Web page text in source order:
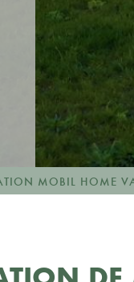
MOBIL HOME